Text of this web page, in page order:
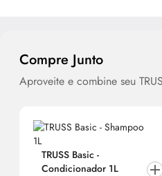
Compre Junto
Aproveite e combine seu
TRUSS Basic -
Condicionador 1L